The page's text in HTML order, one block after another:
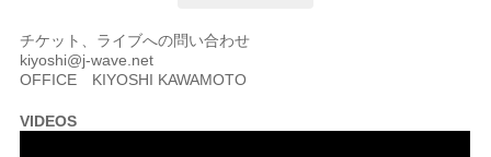
チケット、ライブへの問い合わせ
kiyoshi@j-wave.net
OFFICE KIYOSHI KAWAMOTO
VIDEOS